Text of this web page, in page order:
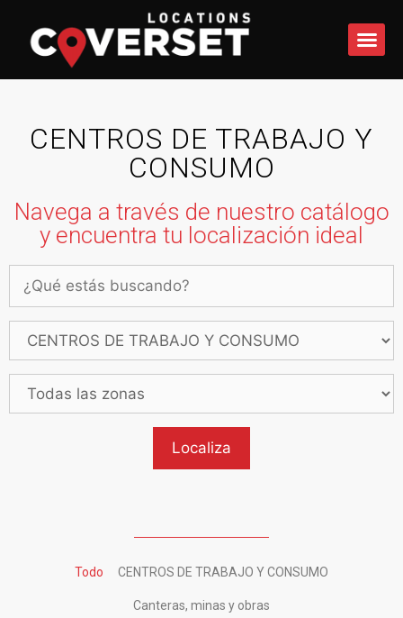
CENTROS DE TRABAJO Y
CONSUMO
Navega a través de nuestro catálogo
y encuentra tu localización ideal
Todo CENTROS DE TRABAJO Y CONSUMO
Canteras, minas y obras